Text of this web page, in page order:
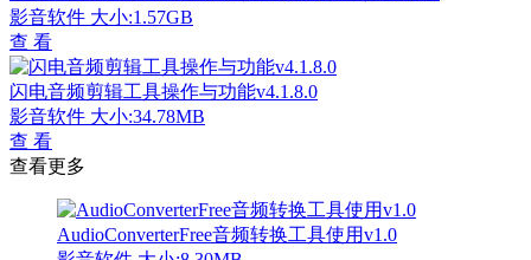
影音软件 大小:1.57GB
查 看
闪电音频剪辑工具操作与功能v4.1.8.0
影音软件 大小:34.78MB
查 看
查看更多
AudioConverterFree音频转换工具使用v1.0